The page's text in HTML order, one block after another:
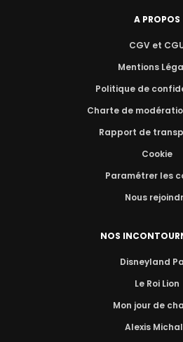
A PROPOS
CGV et
Mentions
Politique de
Charte de
Rapport de
Cookie
Paramétrer les
Nous
NOS
Disneyland
Le Roi Lion
Mon jour de
Alexis